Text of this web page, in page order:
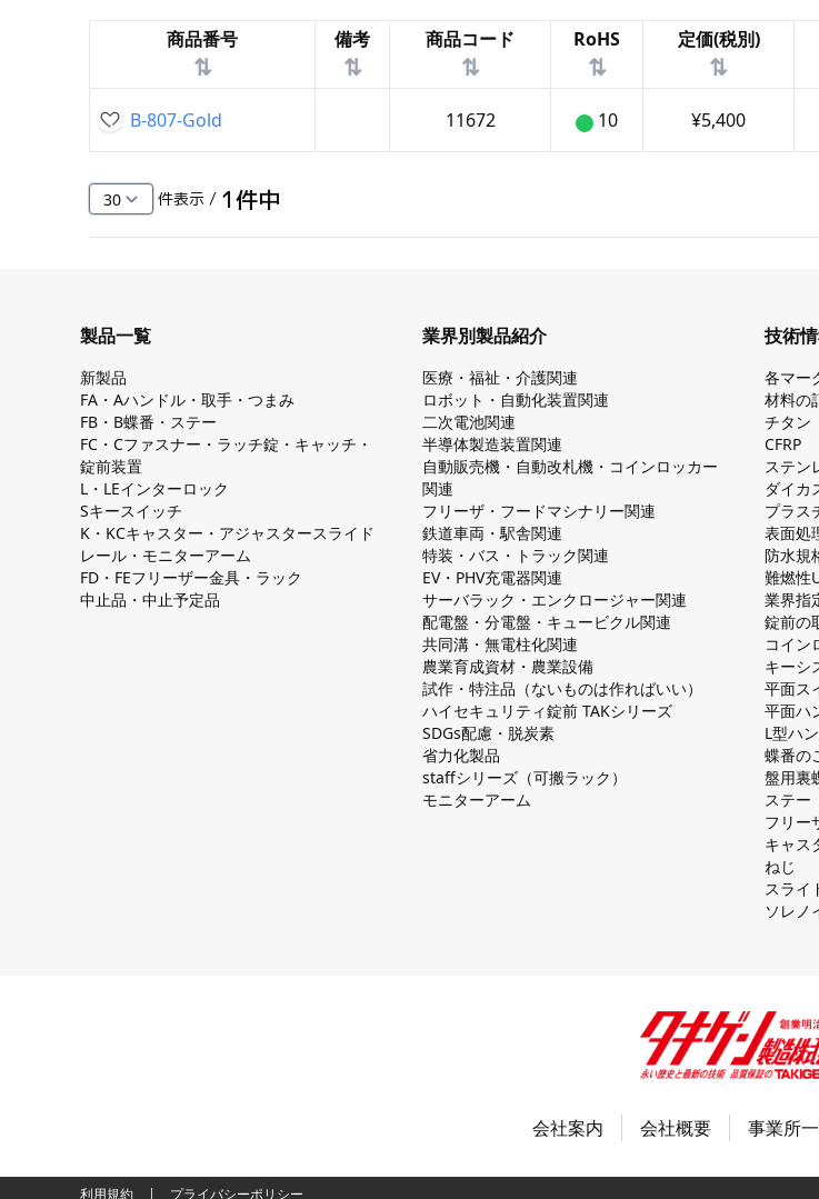
断熱・ライト・ラック
商品番号
⇅
備考
⇅
商品コード
⇅
RoHS
⇅
定価(税別)
⇅
B-807-Gold 11672 10 ¥5,400
件表示 / 1件中
製品一覧
新製品
FA・Aハンドル・取手・つまみ
FB・B蝶番・ステー
FC・Cファスナー・ラッチ錠・キャッチ・
錠前装置
L・LEインターロック
Sキースイッチ
K・KCキャスター・アジャスタースライド
レール・モニターアーム
FD・FEフリーザー金具・ラック
中止品・中止予定品
業界別製品紹介
医療・福祉・介護関連
ロボット・自動化装置関連
二次電池関連
半導体製造装置関連
自動販売機・自動改札機・コインロッカー
関連
フリーザ・フードマシナリー関連
鉄道車両・駅舎関連
特装・バス・トラック関連
EV・PHV充電器関連
サーバラック・エンクロージャー関連
配電盤・分電盤・キュービクル関連
共同溝・無電柱化関連
農業育成資材・農業設備
試作・特注品（ないものは作ればいい）
ハイセキュリティ錠前 TAKシリーズ
SDGs配慮・脱炭素
省力化製品
staffシリーズ（可搬ラック）
モニターアーム
技術
各マー
材料の
チタン
CFRP
ステン
ダイカ
プラス
表面処
防⽔規
難燃性
業界指
錠前の
コイン
キーシ
平⾯ス
平⾯ハ
L型ハ
蝶番の
盤⽤裏
ステー
フリー
キャス
ねじ
スライ
ソレノ
会社案内 会社概要 事業所
利用規約 プライバシーポリシー